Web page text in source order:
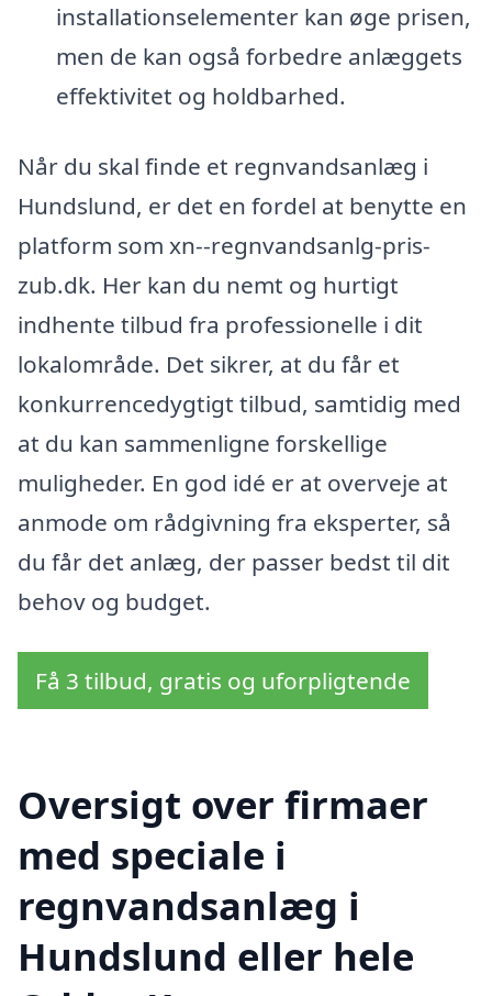
installationselementer kan øge prisen,
men de kan også forbedre anlæggets
effektivitet og holdbarhed.
Når du skal finde et regnvandsanlæg i
Hundslund, er det en fordel at benytte en
platform som xn--regnvandsanlg-pris-
zub.dk. Her kan du nemt og hurtigt
indhente tilbud fra professionelle i dit
lokalområde. Det sikrer, at du får et
konkurrencedygtigt tilbud, samtidig med
at du kan sammenligne forskellige
muligheder. En god idé er at overveje at
anmode om rådgivning fra eksperter, så
du får det anlæg, der passer bedst til dit
behov og budget.
Få 3 tilbud, gratis og uforpligtende
Oversigt over firmaer
med speciale i
regnvandsanlæg i
Hundslund eller hele